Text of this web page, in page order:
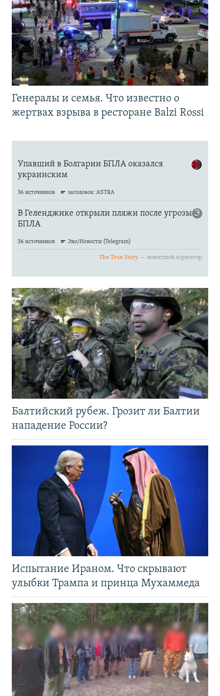
Генералы и семья. Что известно о
жертвах взрыва в ресторане Balzi Rossi
Балтийский рубеж. Грозит ли Балтии
нападение России?
Испытание Ираном. Что скрывают
улыбки Трампа и принца Мухаммеда